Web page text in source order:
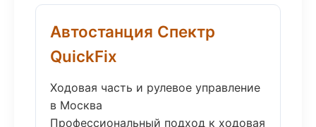
Автостанция Спектр
QuickFix
Ходовая часть и рулевое управление
в Москва
Профессиональный подход к ходовая